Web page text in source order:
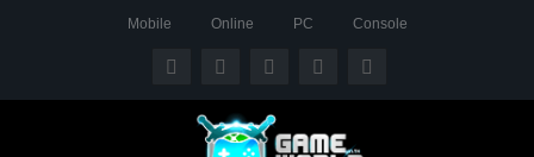
Mobile Online PC Console